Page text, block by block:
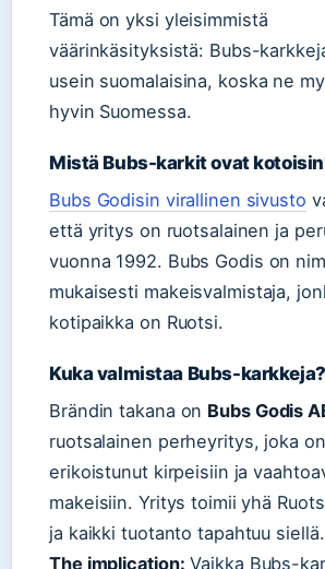
Tämä on yksi yleisimmistä
väärinkäsityksistä: Bubs-
usein suomalaisina, koska ne
hyvin Suomessa.
Mistä Bubs-karkit ovat
Bubs Godisin virallinen sivusto
että yritys on ruotsalainen ja
vuonna 1992. Bubs Godis on
mukaisesti makeisvalmistaja,
kotipaikka on Ruotsi.
Kuka valmistaa Bubs-karkkeja?
Brändin takana on Bubs Godis
ruotsalainen perheyritys, joka on
erikoistunut kirpeisiin ja
makeisiin. Yritys toimii yhä
ja kaikki tuotanto tapahtuu siellä.
The implication: Vaikka Bubs-